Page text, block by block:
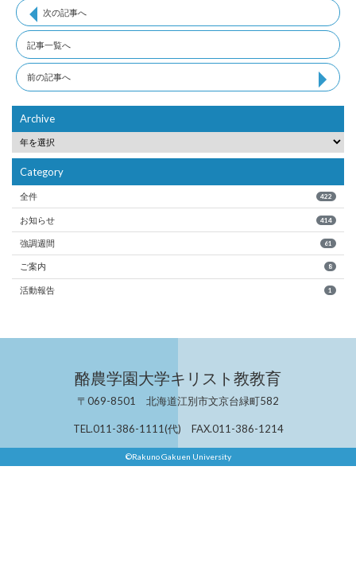
次の記事へ
記事一覧へ
前の記事へ
Archive
Category
全件 422
お知らせ 414
強調週間 61
ご案内 8
活動報告 1
酪農学園大学キリスト教教育
〒069-8501 北海道江別市文京台緑町582
TEL.011-386-1111(代) FAX.011-386-1214
©Rakuno Gakuen University